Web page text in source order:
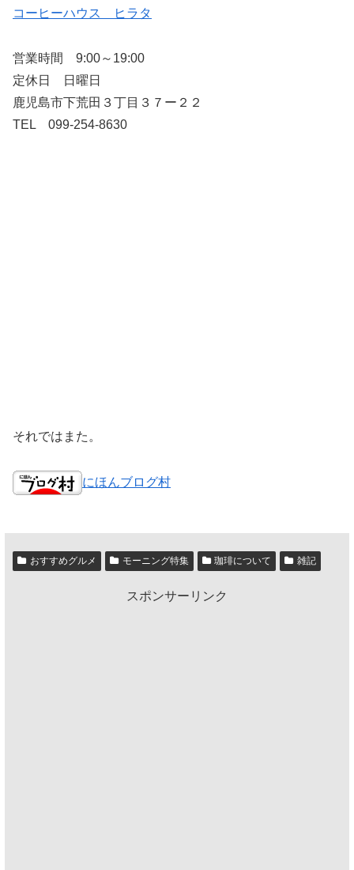
コーヒーハウス ヒラタ
営業時間 9:00～19:00
定休日 日曜日
鹿児島市下荒田３丁目３７ー２２
TEL 099-254-8630
それではまた。
にほんブログ村
おすすめグルメ モーニング特集 珈琲について 雑記
スポンサーリンク